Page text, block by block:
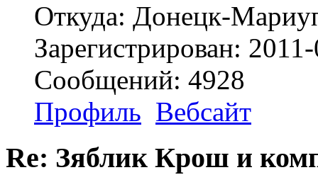
Откуда: Донецк-
Зарегистрирован:
Сообщений: 4928
Профиль Вебсайт
Re: Зяблик Крош и